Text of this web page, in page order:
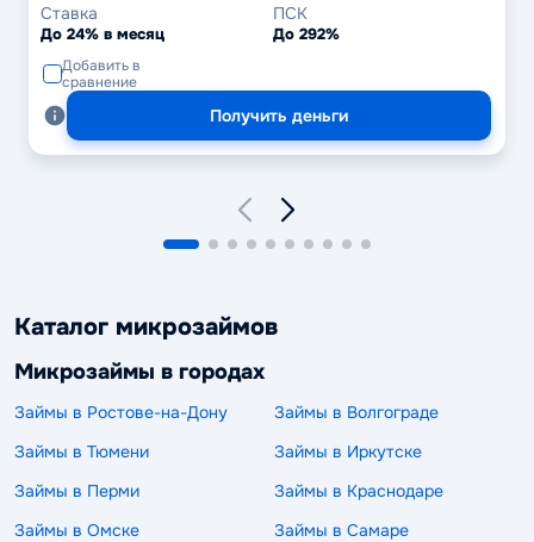
Ставка
До 24% в месяц
ПСК
До 292%
Добавить в
сравнение
Получить деньги
Каталог микрозаймов
Микрозаймы в городах
Займы в Ростове-на-Дону
Займы в Волгограде
Займы в Тюмени
Займы в Иркутске
Займы в Перми
Займы в Краснодаре
Займы в Омске
Займы в Самаре